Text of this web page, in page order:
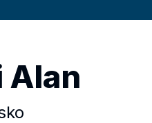
Alan